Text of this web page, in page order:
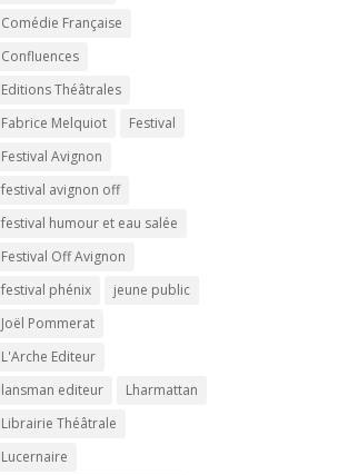
Comédie Française
Confluences
Editions Théâtrales
Fabrice Melquiot
Festival
Festival Avignon
festival avignon off
festival humour et eau salée
Festival Off Avignon
festival phénix
jeune public
Joël Pommerat
L'Arche Editeur
lansman editeur
Lharmattan
Librairie Théâtrale
Lucernaire